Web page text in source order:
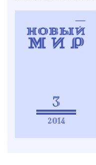
3
2014